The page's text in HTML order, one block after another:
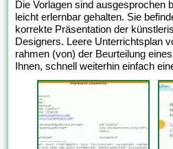
Die Vorlagen sind ausgesprochen
leicht erlernbar gehalten. Sie
korrekte Präsentation der
Designers. Leere Unterrichtsplan
rahmen (von) der Beurteilung
Ihnen, schnell weiterhin einfach